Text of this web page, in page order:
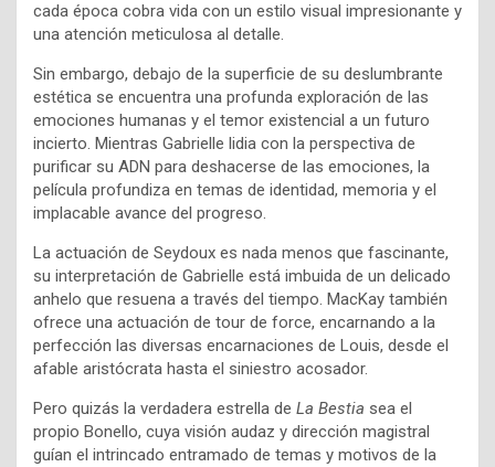
cada época cobra vida con un estilo visual impresionante y
una atención meticulosa al detalle.
Sin embargo, debajo de la superficie de su deslumbrante
estética se encuentra una profunda exploración de las
emociones humanas y el temor existencial a un futuro
incierto. Mientras Gabrielle lidia con la perspectiva de
purificar su ADN para deshacerse de las emociones, la
película profundiza en temas de identidad, memoria y el
implacable avance del progreso.
La actuación de Seydoux es nada menos que fascinante,
su interpretación de Gabrielle está imbuida de un delicado
anhelo que resuena a través del tiempo. MacKay también
ofrece una actuación de tour de force, encarnando a la
perfección las diversas encarnaciones de Louis, desde el
afable aristócrata hasta el siniestro acosador.
Pero quizás la verdadera estrella de La Bestia sea el
propio Bonello, cuya visión audaz y dirección magistral
guían el intrincado entramado de temas y motivos de la